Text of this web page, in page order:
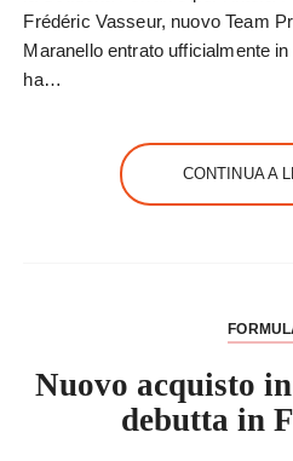
Frédéric Vasseur, nuovo Team
Maranello entrato ufficialmente
ha…
CONTINUA A
Nuovo acquisto
debutta in